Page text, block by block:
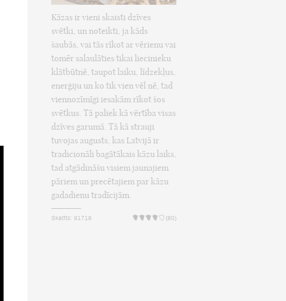
Kāzas ir vieni skaisti dzīves
svētki, un noteikti, ja kāds
šaubās, vai tās rīkot ar vērienu vai
tomēr salaulāties tikai liecinieku
klātbūtnē, taupot laiku, līdzekļus,
enerģiju un ko tik vien vēl nē, tad
viennozīmīgi iesakām rīkot šos
svētkus. Tā paliek kā vērtība visas
dzīves garumā. Tā kā strauji
tuvojas augusts, kas Latvijā ir
tradicionāli bagātākais kāzu laiks,
tad atgādināšu visiem jaunajiem
pāriem un precētajiem par kāzu
gadadienu tradīcijām.
Skatīts: 91718 (80)